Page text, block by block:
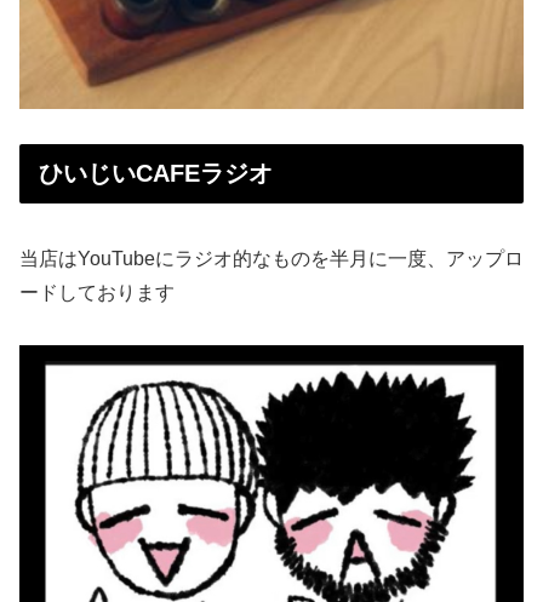
ひいじいCAFEラジオ
当店はYouTubeにラジオ的なものを半月に一度、アップロ
ードしております